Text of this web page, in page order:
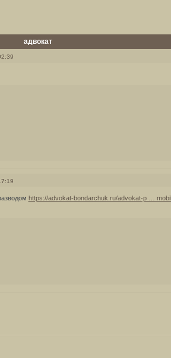
адвокат
https://advokat-bondarchuk.ru/advokat-p …